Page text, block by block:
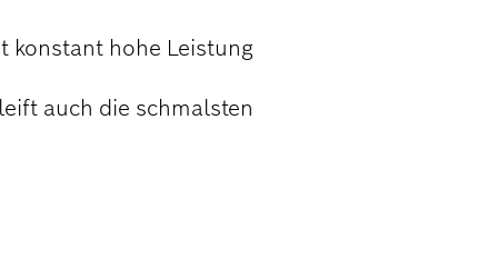
konstant hohe Leistung
auch die schmalsten